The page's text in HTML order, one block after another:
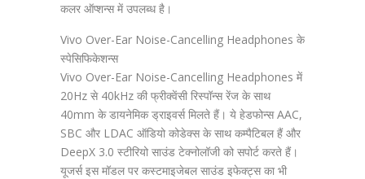
कलर ऑप्शन्स में उपलब्ध है।
Vivo Over-Ear Noise-Cancelling Headphones के
स्पेसिफिकेशन्स
Vivo Over-Ear Noise-Cancelling Headphones में
20Hz से 40kHz की फ्रीक्वेंसी रिस्पॉन्स रेंज के साथ
40mm के डायनेमिक ड्राइवर्स मिलते हैं। ये हेडफोन्स AAC,
SBC और LDAC ऑडियो कोडेक्स के साथ कम्पैटिबल हैं और
DeepX 3.0 स्टीरियो साउंड टेक्नोलॉजी को सपोर्ट करते हैं।
यूजर्स इस मॉडल पर कस्टमाइजेबल साउंड इफेक्ट्स का भी